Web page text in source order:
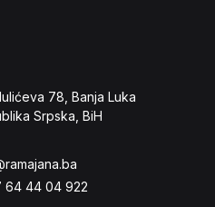
78, Banja Luka
Srpska, BiH
64 44 04 922